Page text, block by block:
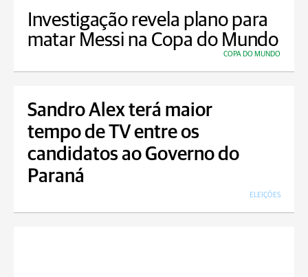
Investigação revela plano para
matar Messi na Copa do Mundo
COPA DO MUNDO
Sandro Alex terá maior
tempo de TV entre os
candidatos ao Governo do
Paraná
ELEIÇÕES